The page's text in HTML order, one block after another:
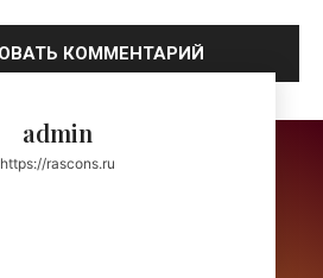
admin
https://rascons.ru